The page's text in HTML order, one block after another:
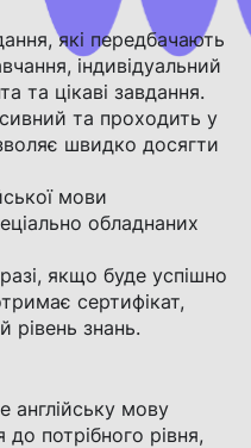
які передбачають
індивідуальний
та цікаві завдання.
та проходить у
швидко досягти
мови
обладнаних
якщо буде успішно
сертифікат,
рівень знань.
англійську мову
потрібного рівня,